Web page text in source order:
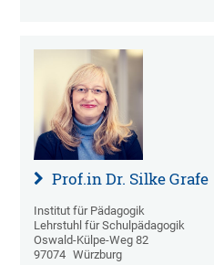
Prof.in Dr. Silke Grafe
Institut für Pädagogik
Lehrstuhl für Schulpädagogik
Oswald-Külpe-Weg 82
97074 Würzburg